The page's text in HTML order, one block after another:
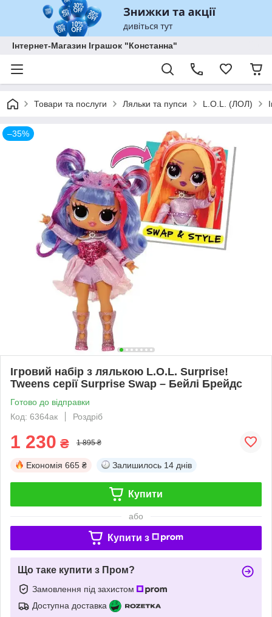
Інтернет-Магазин Іграшок "Констанна"
Товари та послуги Ляльки та пупси L.O.L. (ЛОЛ)
–35%
Ігровий набір з лялькою L.O.L. Surprise!
Tweens серії Surprise Swap – Бейлі Брейдс
Готово до відправки
Код: 6364ак
Роздріб
1 230 ₴ 1 895 ₴
Економія 665 ₴ Залишилось 14 днів
Купити
або
Купити з
Що таке купити з Пром?
Замовлення під захистом
Доступна доставка